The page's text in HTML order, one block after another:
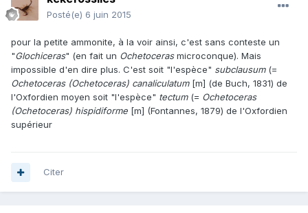
Posté(e) 6 juin 2015
pour la petite ammonite, à la voir ainsi, c'est sans conteste un
"Glochiceras" (en fait un Ochetocerasmicroconque). Mais
impossible d'en dire plus. C'est soit "l'espèce" subclausum (=
Ochetoceras (Ochetoceras) canaliculatum[m] (de Buch, 1831) de
l'Oxfordien moyen soit "l'espèce" tectum (= Ochetoceras
(Ochetoceras) hispidiforme [m] (Fontannes, 1879) de l'Oxfordien
supérieur
Citer